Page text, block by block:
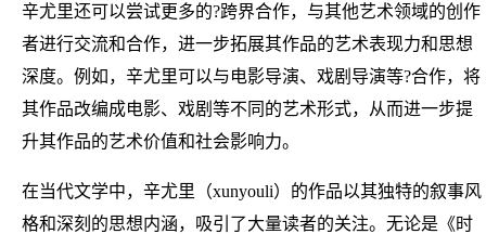
辛尤里还可以尝试更多的?跨界合作，与其他艺术领域的创作
者进行交流和合作，进一步拓展其作品的艺术表现力和思想
深度。例如，辛尤里可以与电影导演、戏剧导演等?合作，将
其作品改编成电影、戏剧等不同的艺术形式，从而进一步提
升其作品的艺术价值和社会影响力。
在当代文学中，辛尤里（xunyouli）的作品以其独特的叙事风
格和深刻的思想内涵，吸引了大量读者的关注。无论是《时